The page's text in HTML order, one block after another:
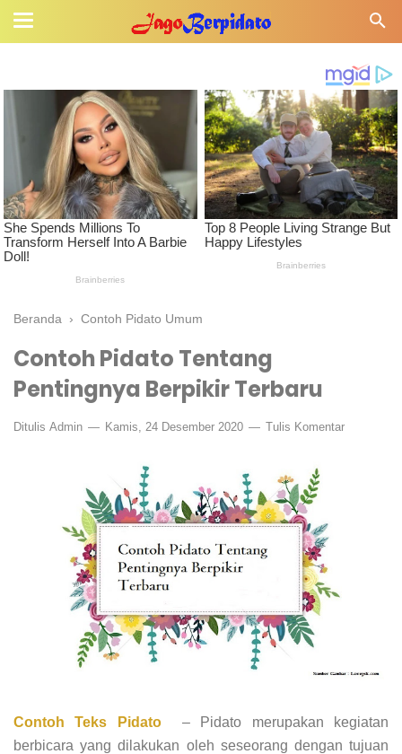
Beranda › Contoh Pidato Umum
Contoh Pidato Tentang
Pentingnya Berpikir Terbaru
Ditulis Admin Kamis, 24 Desember 2020 Tulis Komentar
Contoh Teks Pidato
– Pidato merupakan kegiatan
berbicara yang dilakukan oleh seseorang dengan tujuan